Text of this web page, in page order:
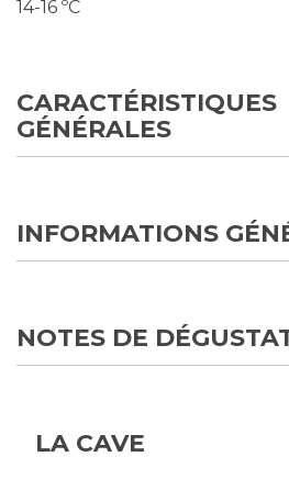
14-16 ºC
CARACTÉRISTIQUES
GÉNÉRALES
INFORMATIONS
NOTES DE
LA CAVE